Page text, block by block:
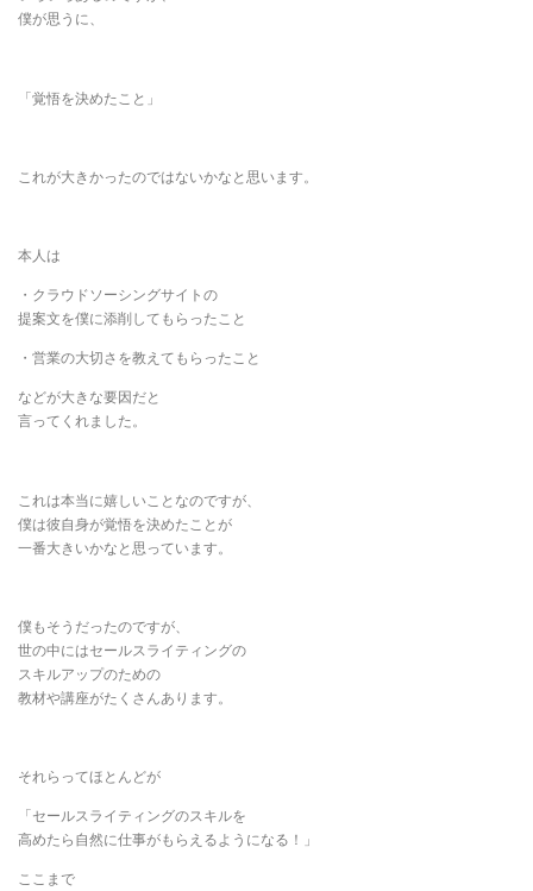
僕が思うに、
「覚悟を決めたこと」
これが大きかったのではないかなと思います。
本人は
・クラウドソーシングサイトの
提案文を僕に添削してもらったこと
・営業の大切さを教えてもらったこと
などが大きな要因だと
言ってくれました。
これは本当に嬉しいことなのですが、
僕は彼自身が覚悟を決めたことが
一番大きいかなと思っています。
僕もそうだったのですが、
世の中にはセールスライティングの
スキルアップのための
教材や講座がたくさんあります。
それらってほとんどが
「セールスライティングのスキルを
高めたら自然に仕事がもらえるようになる！」
ここまで